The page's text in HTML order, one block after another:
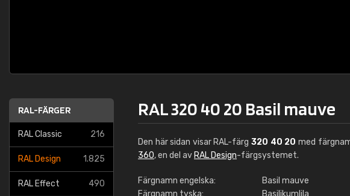
RAL-FÄRGER
RAL Classic 216
RAL Design 1.825
RAL Effect 490
RAL 320 40 20 Basil mauve
Den här sidan visar RAL-färg320 40 20 med
360, en del av RAL Design-färgsystemet.
Färgnamn engelska:
Basil mauve
Färgnamn tyska:
Basilikumlila